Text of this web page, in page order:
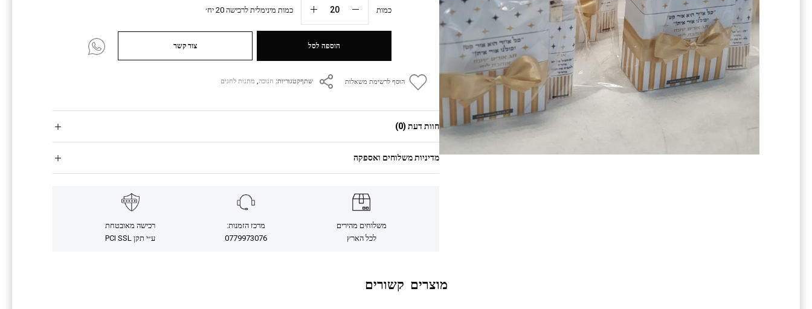
כמות כמות מינימלית לרכישה 20 יח׳
הוספה לסל צור קשר
הוסף לרשימת משאלות שתףקטגוריות: חנוכה, מתנות לחגים
חוות דעת (0)
מדיניות משלוחים ואספקה
משלוחים מהירים
לכל הארץ
מרכז הזמנות:
0779973076
רכישה מאובטחת
ע״י תקן PCI SSL
מוצרים קשורים